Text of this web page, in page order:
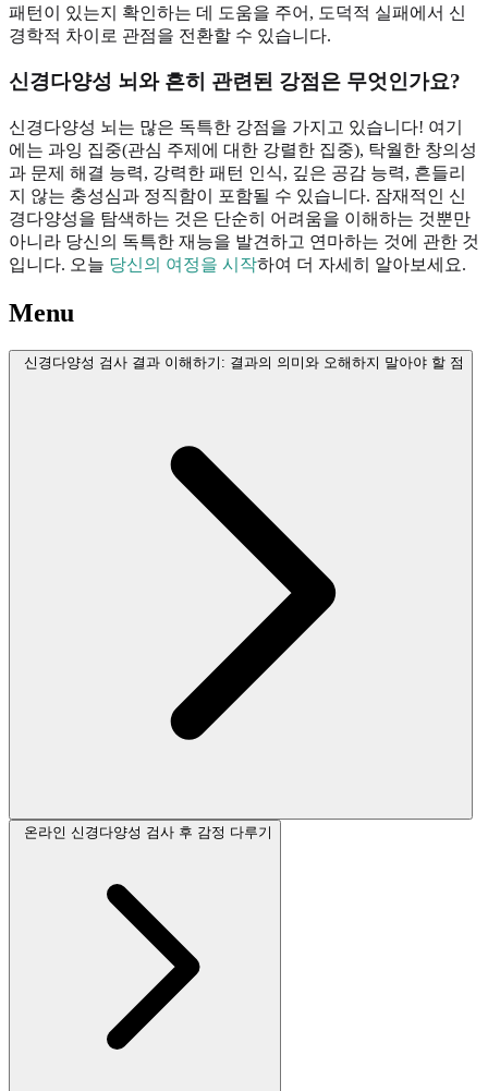
패턴이 있는지 확인하는 데 도움을 주어, 도덕적 실패에서 신
경학적 차이로 관점을 전환할 수 있습니다.
신경다양성 뇌와 흔히 관련된 강점은 무엇인가요?
신경다양성 뇌는 많은 독특한 강점을 가지고 있습니다! 여기
에는 과잉 집중(관심 주제에 대한 강렬한 집중), 탁월한 창의성
과 문제 해결 능력, 강력한 패턴 인식, 깊은 공감 능력, 흔들리
지 않는 충성심과 정직함이 포함될 수 있습니다. 잠재적인 신
경다양성을 탐색하는 것은 단순히 어려움을 이해하는 것뿐만
아니라 당신의 독특한 재능을 발견하고 연마하는 것에 관한 것
입니다. 오늘 당신의 여정을 시작하여 더 자세히 알아보세요.
Menu
신경다양성 검사 결과 이해하기: 결과의 의미와 오해하지 말아야 할 점
온라인 신경다양성 검사 후 감정 다루기